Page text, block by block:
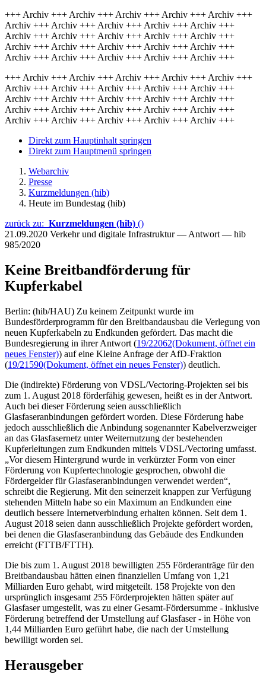
+++ Archiv +++ Archiv +++ Archiv +++ Archiv +++ Archiv +++
Archiv +++ Archiv +++ Archiv +++ Archiv +++ Archiv +++
Archiv +++ Archiv +++ Archiv +++ Archiv +++ Archiv +++
Archiv +++ Archiv +++ Archiv +++ Archiv +++ Archiv +++
Archiv +++ Archiv +++ Archiv +++ Archiv +++ Archiv +++
+++ Archiv +++ Archiv +++ Archiv +++ Archiv +++ Archiv +++
Archiv +++ Archiv +++ Archiv +++ Archiv +++ Archiv +++
Archiv +++ Archiv +++ Archiv +++ Archiv +++ Archiv +++
Archiv +++ Archiv +++ Archiv +++ Archiv +++ Archiv +++
Archiv +++ Archiv +++ Archiv +++ Archiv +++ Archiv +++
Direkt zum Hauptinhalt springen
Direkt zum Hauptmenü springen
Webarchiv
Presse
Kurzmeldungen (hib)
Heute im Bundestag (hib)
zurück zu: Kurzmeldungen (hib) ()
21.09.2020 Verkehr und digitale Infrastruktur — Antwort — hib
985/2020
Keine Breitbandförderung für
Kupferkabel
Berlin: (hib/HAU) Zu keinem Zeitpunkt wurde im
Bundesförderprogramm für den Breitbandausbau die Verlegung von
neuen Kupferkabeln zu Endkunden gefördert. Das macht die
Bundesregierung in ihrer Antwort (19/22062(Dokument, öffnet ein
neues Fenster)) auf eine Kleine Anfrage der AfD-Fraktion
(19/21590(Dokument, öffnet ein neues Fenster)) deutlich.
Die (indirekte) Förderung von VDSL/Vectoring-Projekten sei bis
zum 1. August 2018 förderfähig gewesen, heißt es in der Antwort.
Auch bei dieser Förderung seien ausschließlich
Glasfaseranbindungen gefördert worden. Diese Förderung habe
jedoch ausschließlich die Anbindung sogenannter Kabelverzweiger
an das Glasfasernetz unter Weiternutzung der bestehenden
Kupferleitungen zum Endkunden mittels VDSL/Vectoring umfasst.
„Vor diesem Hintergrund wurde in verkürzter Form von einer
Förderung von Kupfertechnologie gesprochen, obwohl die
Fördergelder für Glasfaseranbindungen verwendet werden“,
schreibt die Regierung. Mit den seinerzeit knappen zur Verfügung
stehenden Mitteln habe so ein Maximum an Endkunden eine
deutlich bessere Internetverbindung erhalten können. Seit dem 1.
August 2018 seien dann ausschließlich Projekte gefördert worden,
bei denen die Glasfaseranbindung das Gebäude des Endkunden
erreicht (FTTB/FTTH).
Die bis zum 1. August 2018 bewilligten 255 Förderanträge für den
Breitbandausbau hätten einen finanziellen Umfang von 1,21
Milliarden Euro gehabt, wird mitgeteilt. 158 Projekte von den
ursprünglich insgesamt 255 Förderprojekten hätten später auf
Glasfaser umgestellt, was zu einer Gesamt-Fördersumme - inklusive
Förderung betreffend der Umstellung auf Glasfaser - in Höhe von
1,44 Milliarden Euro geführt habe, die nach der Umstellung
bewilligt worden sei.
Herausgeber